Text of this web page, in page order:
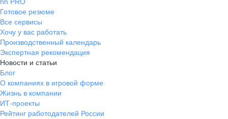
Готовое резюме
Все сервисы
Хочу у вас работать
Производственный календарь
Экспертная рекомендация
Новости и статьи
Блог
О компаниях в игровой форме
Жизнь в компании
ИТ-проекты
Рейтинг работодателей России